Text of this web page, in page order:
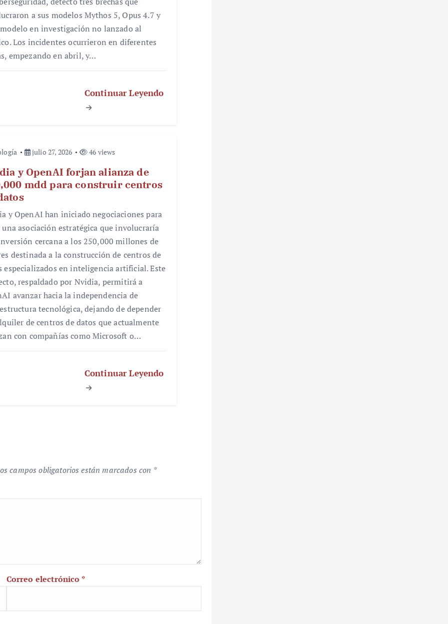
a sus modelos Mythos 5, Opus 4.7 y
en investigación no lanzado al
Los incidentes ocurrieron en diferentes
empezando en abril, y…
Continuar Leyendo
julio 27, 2026 46 views
y OpenAI forjan alianza de
mdd para construir centros
y OpenAI han iniciado negociaciones para
una asociación estratégica que involucraría
cercana a los 250,000 millones de
destinada a la construcción de centros de
especializados en inteligencia artificial. Este
respaldado por Nvidia, permitirá a
avanzar hacia la independencia de
tecnológica, dejando de depender
de centros de datos que actualmente
con compañías como Microsoft o…
Continuar Leyendo
campos obligatorios están marcados con *
Correo electrónico *